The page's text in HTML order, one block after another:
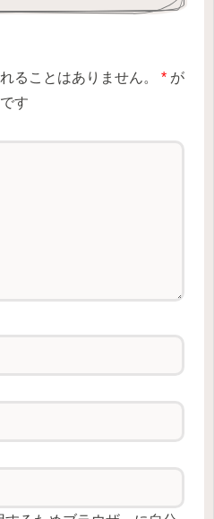
ることはありません。 * が
す